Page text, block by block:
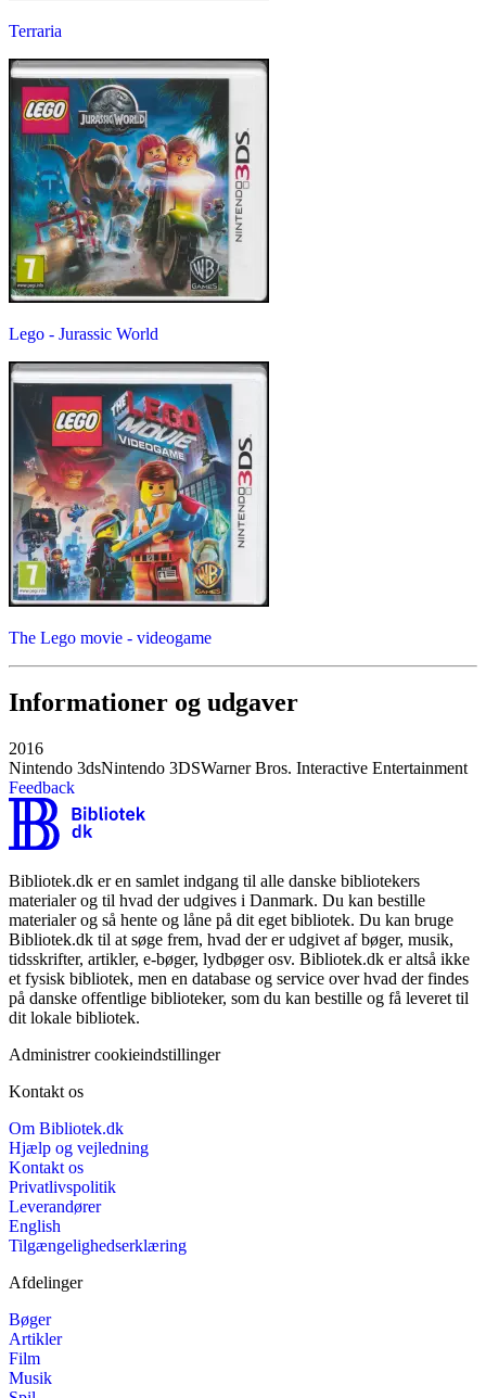
Terraria
Lego - Jurassic World
The Lego movie - videogame
Informationer og udgaver
2016
Nintendo 3dsNintendo 3DSWarner Bros. Interactive Entertainment
Feedback
Bibliotek.dk er en samlet indgang til alle danske bibliotekers
materialer og til hvad der udgives i Danmark. Du kan bestille
materialer og så hente og låne på dit eget bibliotek. Du kan bruge
Bibliotek.dk til at søge frem, hvad der er udgivet af bøger, musik,
tidsskrifter, artikler, e-bøger, lydbøger osv. Bibliotek.dk er altså ikke
et fysisk bibliotek, men en database og service over hvad der findes
på danske offentlige biblioteker, som du kan bestille og få leveret til
dit lokale bibliotek.
Administrer cookieindstillinger
Kontakt os
Om Bibliotek.dk
Hjælp og vejledning
Kontakt os
Privatlivspolitik
Leverandører
English
Tilgængelighedserklæring
Afdelinger
Bøger
Artikler
Film
Musik